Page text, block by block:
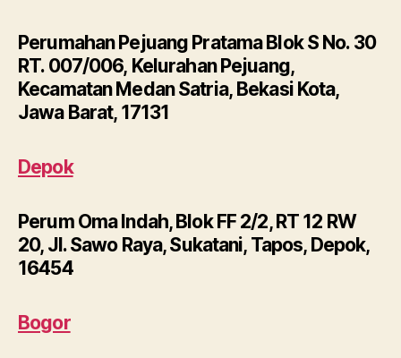
Perumahan Pejuang Pratama Blok S No. 30
RT. 007/006, Kelurahan Pejuang,
Kecamatan Medan Satria, Bekasi Kota,
Jawa Barat, 17131
Depok
Perum Oma Indah, Blok FF 2/2, RT 12 RW
20, Jl. Sawo Raya, Sukatani, Tapos, Depok,
16454
Bogor